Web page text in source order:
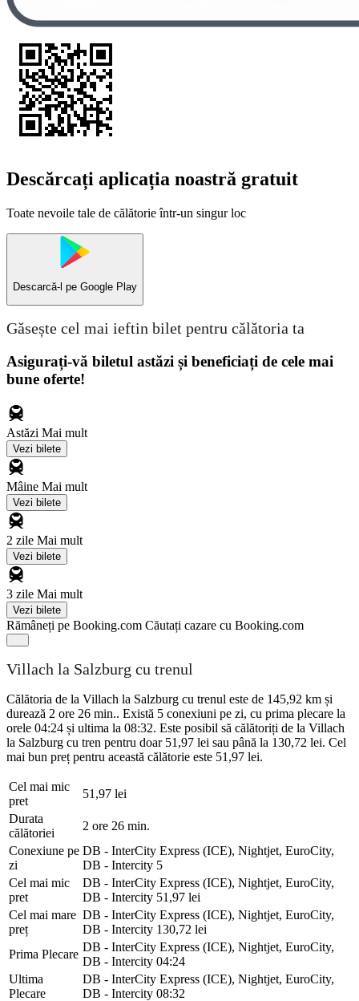
Descărcați aplicația noastră gratuit
Toate nevoile tale de călătorie într-un singur loc
Descarcă-l pe Google Play
Găsește cel mai ieftin bilet pentru călătoria ta
Asigurați-vă biletul astăzi și beneficiați de cele mai
bune oferte!
Astăzi Mai mult
Vezi bilete
Mâine Mai mult
Vezi bilete
2 zile Mai mult
Vezi bilete
3 zile Mai mult
Vezi bilete
Rămâneți pe Booking.com Căutați cazare cu Booking.com
Villach la Salzburg cu trenul
Călătoria de la Villach la Salzburg cu trenul este de 145,92 km și
durează 2 ore 26 min.. Există 5 conexiuni pe zi, cu prima plecare la
orele 04:24 și ultima la 08:32. Este posibil să călătoriți de la Villach
la Salzburg cu tren pentru doar 51,97 lei sau până la 130,72 lei. Cel
mai bun preț pentru această călătorie este 51,97 lei.
Cel mai mic
pret
51,97 lei
Durata
călătoriei
2 ore 26 min.
Conexiune pe
zi
DB - InterCity Express (ICE), Nightjet, EuroCity,
DB - Intercity 5
Cel mai mic
pret
DB - InterCity Express (ICE), Nightjet, EuroCity,
DB - Intercity 51,97 lei
Cel mai mare
preț
DB - InterCity Express (ICE), Nightjet, EuroCity,
DB - Intercity 130,72 lei
Prima Plecare
DB - InterCity Express (ICE), Nightjet, EuroCity,
DB - Intercity 04:24
Ultima
Plecare
DB - InterCity Express (ICE), Nightjet, EuroCity,
DB - Intercity 08:32